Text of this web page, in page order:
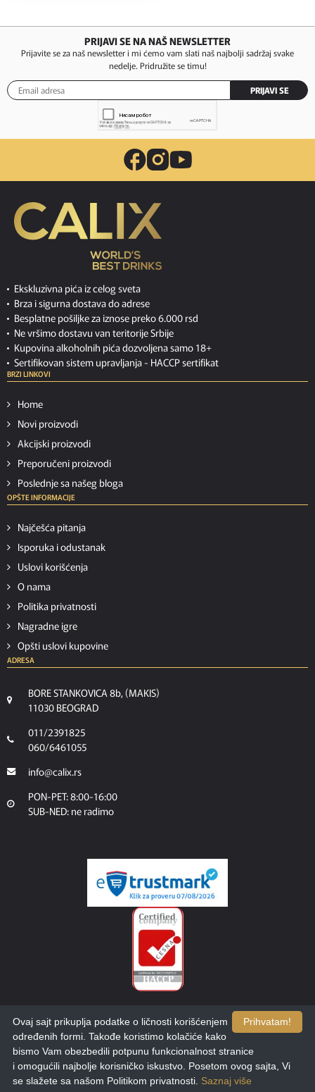
Filteri Sortiraj
PRIJAVI SE NA NAŠ NEWSLETTER
Prijavite se za naš newsletter i mi ćemo vam slati naš najbolji sadržaj svake
nedelje. Pridružite se timu!
PRIJAVI SE
Ekskluzivna pića iz celog sveta
Brza i sigurna dostava do adrese
Besplatne pošiljke za iznose preko 6.000 rsd
Ne vršimo dostavu van teritorije Srbije
Kupovina alkoholnih pića dozvoljena samo 18+
Sertifikovan sistem upravljanja - HACCP sertifikat
BRZI LINKOVI
Home
Novi proizvodi
Akcijski proizvodi
Preporučeni proizvodi
Poslednje sa našeg bloga
OPŠTE INFORMACIJE
Najčešća pitanja
Isporuka i odustanak
Uslovi korišćenja
O nama
Politika privatnosti
Nagradne igre
Opšti uslovi kupovine
ADRESA
BORE STANKOVICA 8b, (MAKIS)
11030 BEOGRAD
011/2391825
060/6461055
info@calix.rs
PON-PET: 8:00-16:00
SUB-NED: ne radimo
Copyright © 2025. Calix. Dizajn i razvoj:etikDigital.
Prihvatam!
Ovaj sajt prikuplja podatke o ličnosti korišćenjem
određenih formi. Takođe koristimo kolačiće kako
bismo Vam obezbedili potpunu funkcionalnost stranice
i omogućili najbolje korisničko iskustvo. Posetom ovog sajta, Vi
se slažete sa našom Politikom privatnosti. Saznaj više